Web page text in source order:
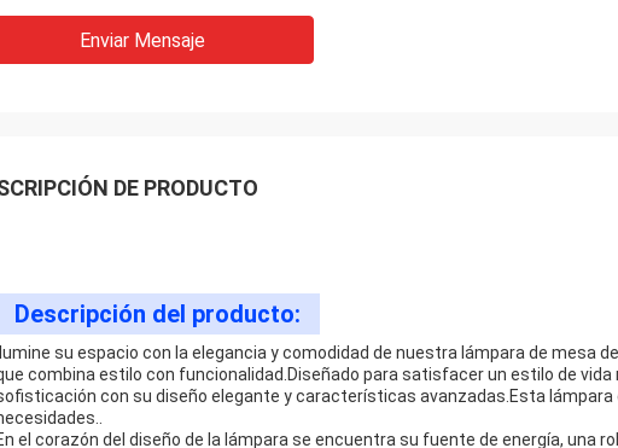
Enviar Mensaje
DE PRODUCTO
Descripción del producto:
su espacio con la elegancia y comodidad de nuestra lámpara de mesa
combina estilo con funcionalidad.Diseñado para satisfacer un estilo de
con su diseño elegante y características avanzadas.Esta
el corazón del diseño de la lámpara se encuentra su fuente de energía, una